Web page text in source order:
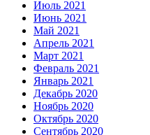
Июль 2021
Июнь 2021
Май 2021
Апрель 2021
Март 2021
Февраль 2021
Январь 2021
Декабрь 2020
Ноябрь 2020
Октябрь 2020
Сентябрь 2020